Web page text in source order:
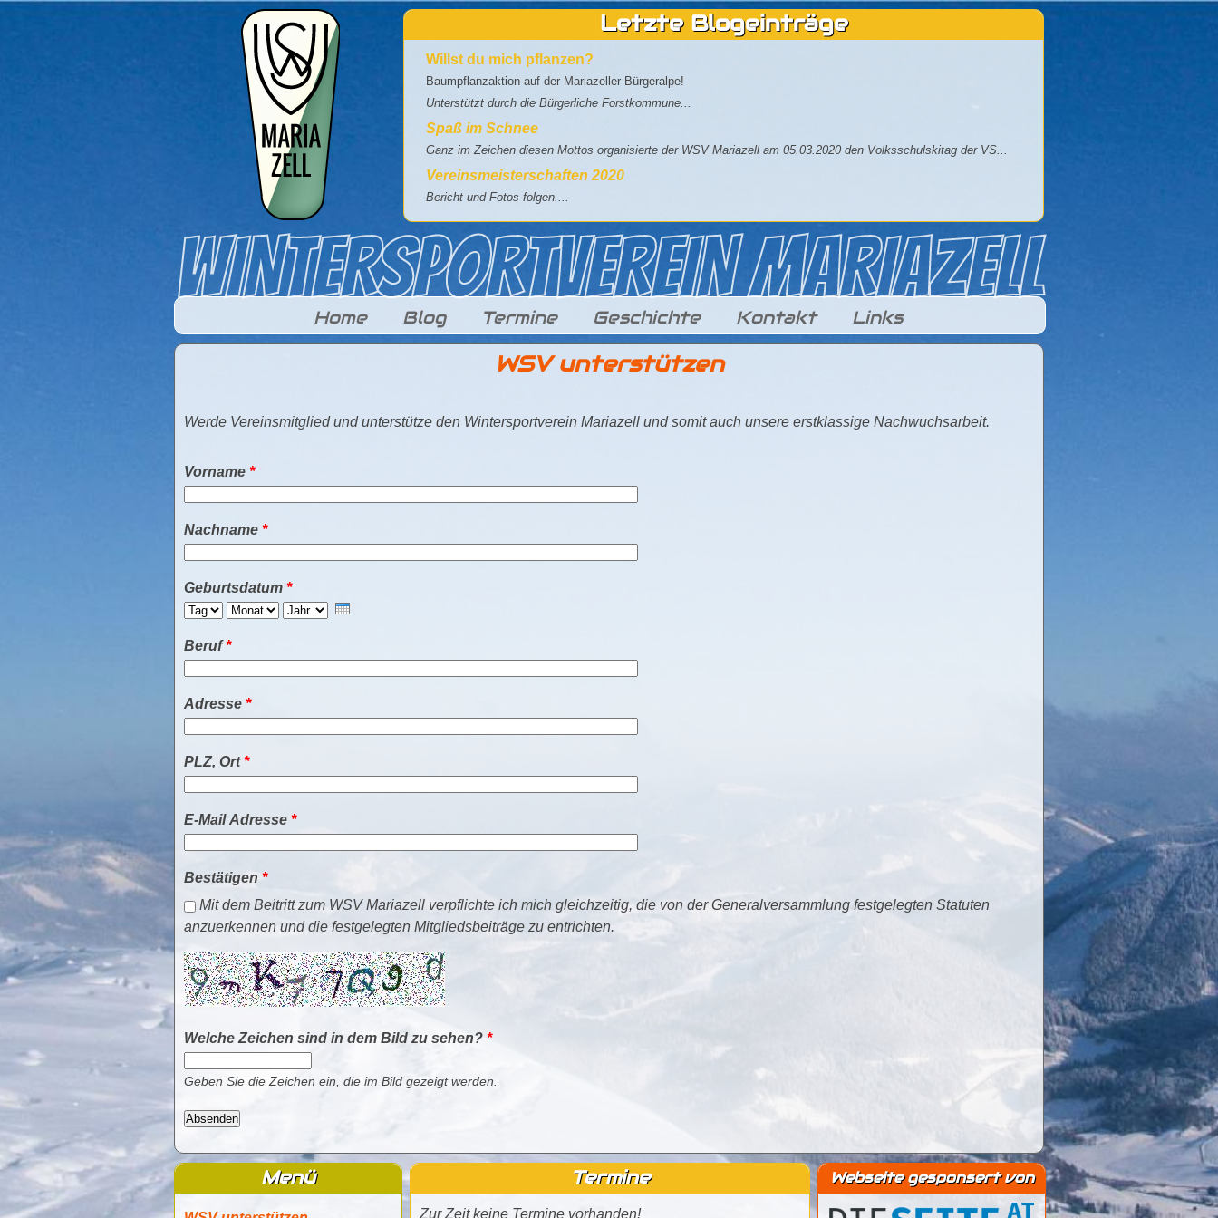
Letzte Blogeinträge
Willst du mich pflanzen?
Baumpflanzaktion auf der Mariazeller Bürgeralpe!
Unterstützt durch die Bürgerliche Forstkommune...
Spaß im Schnee
Ganz im Zeichen diesen Mottos organisierte der WSV Mariazell am 05.03.2020 den Volksschulskitag der VS...
Vereinsmeisterschaften 2020
Bericht und Fotos folgen....
Home Blog Termine Geschichte Kontakt Links
WSV unterstützen
Werde Vereinsmitglied und unterstütze den Wintersportverein Mariazell und somit auch unsere erstklassige Nachwuchsarbeit.
Vorname *
Nachname *
Geburtsdatum *
Tag
Monat Jahr
Beruf*
Adresse *
PLZ, Ort*
E-Mail Adresse *
Bestätigen *
Mit dem Beitritt zum WSV Mariazell verpflichte ich mich gleichzeitig, die von der Generalversammlung festgelegten Statuten
anzuerkennen und die festgelegten Mitgliedsbeiträge zu entrichten.
Welche Zeichen sind in dem Bild zu sehen? *
Geben Sie die Zeichen ein, die im Bild gezeigt werden.
Menü Termine
Zur Zeit keine Termine vorhanden!
Webseite gesponsert von